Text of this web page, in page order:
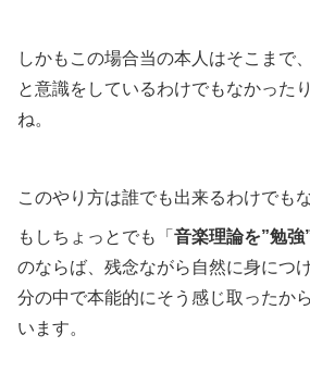
しかもこの場合当の本人はそこまで
と意識をしているわけでもなかった
ね。
このやり方は誰でも出来るわけでも
もしちょっとでも「 音楽理論を”勉強
のならば、残念ながら自然に身につ
分の中で本能的にそう感じ取ったか
います。